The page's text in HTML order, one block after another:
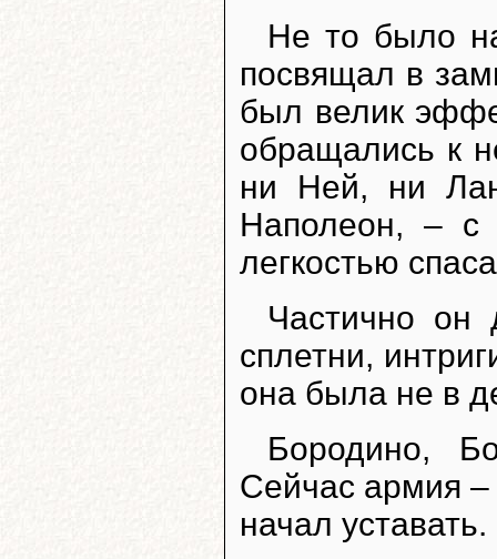
Не то было
посвящал в
был велик
обращались к
ни Ней, ни
Наполеон, – с
легкостью
Частично он
сплетни,
она была не в
Бородино,
Сейчас армия –
начал уставать.